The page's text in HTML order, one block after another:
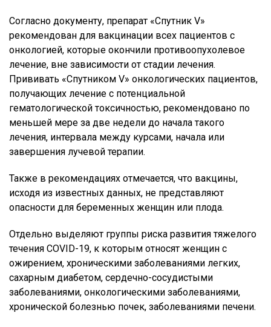
Согласно документу, препарат «Спутник V»
рекомендован для вакцинации всех пациентов с
онкологией, которые окончили противоопухолевое
лечение, вне зависимости от стадии лечения.
Прививать «Спутником V» онкологических пациентов,
получающих лечение с потенциальной
гематологической токсичностью, рекомендовано по
меньшей мере за две недели до начала такого
лечения, интервала между курсами, начала или
завершения лучевой терапии.
Также в рекомендациях отмечается, что вакцины,
исходя из известных данных, не представляют
опасности для беременных женщин или плода.
Отдельно выделяют группы риска развития тяжелого
течения COVID-19, к которым относят женщин с
ожирением, хроническими заболеваниями легких,
сахарным диабетом, сердечно-сосудистыми
заболеваниями, онкологическими заболеваниями,
хронической болезнью почек, заболеваниями печени.